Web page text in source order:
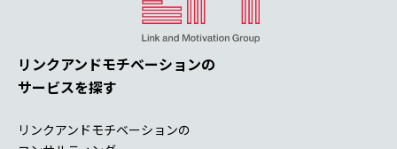
リンクアンドモチベーションの
サービスを探す
リンクアンドモチベーションの